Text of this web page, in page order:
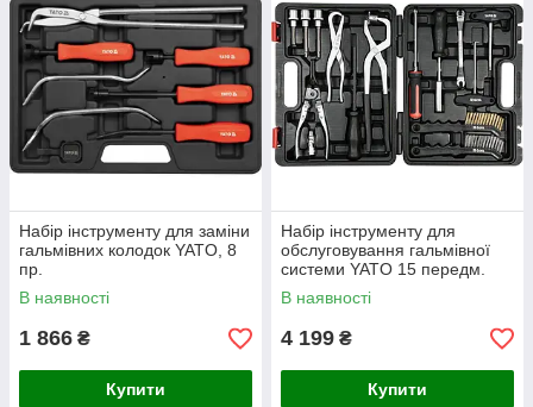
Набір інструменту для заміни
гальмівних колодок YATO, 8
пр.
В наявності
1 866 ₴
Купити
Набір інструменту для
обслуговування гальмівної
системи YATO 15 передм.
В наявності
4 199 ₴
Купити